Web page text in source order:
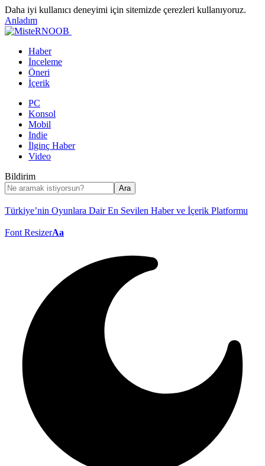
Daha iyi kullanıcı deneyimi için sitemizde çerezleri kullanıyoruz.
Anladım
Haber
İnceleme
Öneri
İçerik
PC
Konsol
Mobil
Indie
İlginç Haber
Video
Bildirim
Türkiye’nin Oyunlara Dair En Sevilen Haber ve İçerik Platformu
Font ResizerAa